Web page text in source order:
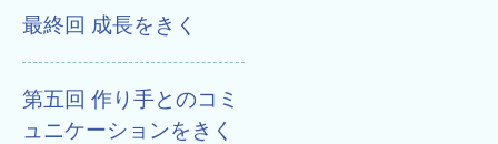
最終回 成長をきく
第五回 作り手とのコミ
ュニケーションをきく